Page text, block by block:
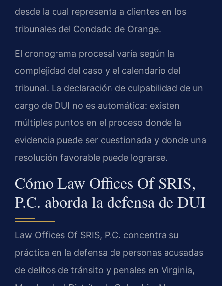
desde la cual representa a clientes en los
tribunales del Condado de Orange.
El cronograma procesal varía según la
complejidad del caso y el calendario del
tribunal. La declaración de culpabilidad de un
cargo de DUI no es automática: existen
múltiples puntos en el proceso donde la
evidencia puede ser cuestionada y donde una
resolución favorable puede lograrse.
Cómo Law Offices Of SRIS,
P.C. aborda la defensa de DUI
Law Offices Of SRIS, P.C. concentra su
práctica en la defensa de personas acusadas
de delitos de tránsito y penales en Virginia,